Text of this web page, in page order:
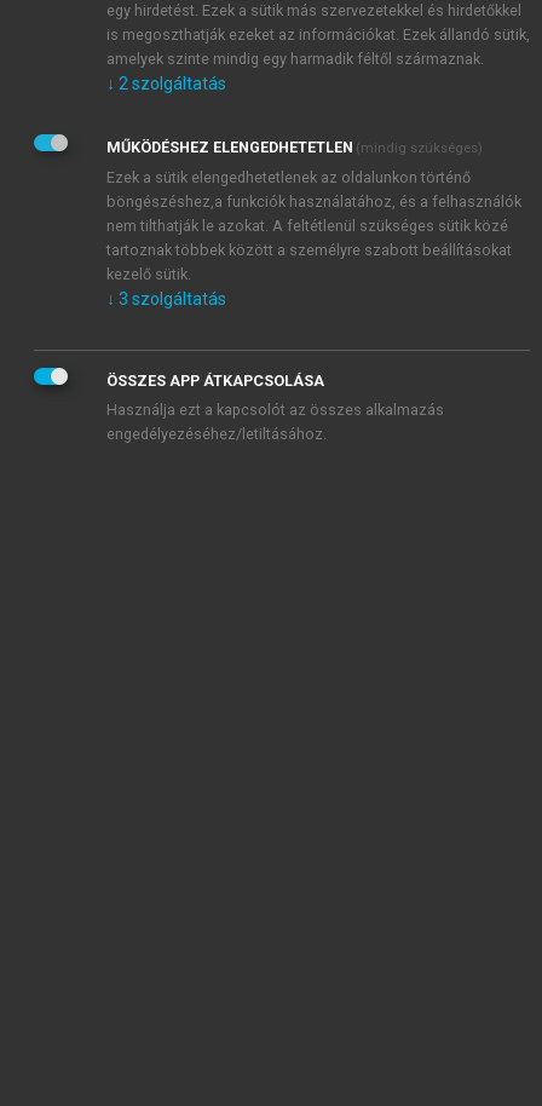
Kérek értesítést a MeRSZ újdonságairól, akcióiról.
Kérek értesítést az Akadémiai Kiadó Zrt. újdonságairól,
Adatkezelési tájékoztatóbanfoglaltakat tudomásul
veszem és elfogadom.
Általános vásárlási feltételeket, valamint a szotar.netés a
mersz.huoldalak licencszerződéseiben foglaltakat
tudomásul veszem és elfogadom.
KIPRÓBÁLOM
egy hirdetést. Ezek a sütik más szervezetekkel és hirdetőkkel
is megoszthatják ezeket az információkat. Ezek állandó sütik,
amelyek szinte mindig egy harmadik féltől származnak.
↓ 2 szolgáltatás
MŰKÖDÉSHEZ ELENGEDHETETLEN (mindig szükséges)
Ezek a sütik elengedhetetlenek az oldalunkon történő
böngészéshez,a funkciók használatához, és a felhasználók
nem tilthatják le azokat. A feltétlenül szükséges sütik közé
tartoznak többek között a személyre szabott beállításokat
kezelő sütik.
↓ 3 szolgáltatás
ÖSSZES APP ÁTKAPCSOLÁSA
Használja ezt a kapcsolót az összes alkalmazás
engedélyezéséhez/letiltásához.